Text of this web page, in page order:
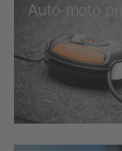
Auto-moto